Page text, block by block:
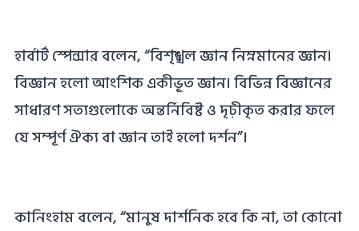
হার্বার্ট স্পেন্সার বলেন, “বিশৃঙ্খল জ্ঞান নিম্নমানের জ্ঞান।
বিজ্ঞান হলাে আংশিক একীভূত জ্ঞান। বিভিন্ন বিজ্ঞানের
সাধারণ সত্যগুলােকে অন্তর্নিবিষ্ট ও দৃঢ়ীকৃত করার ফলে
যে সম্পূর্ণ ঐক্য বা জ্ঞান তাই হলো দর্শন”।
কানিংহাম বলেন, “মানুষ দার্শনিক হবে কি না, তা কোনাে